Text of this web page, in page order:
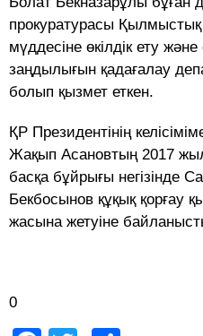
прокуратурасы
мүддесіне өкілдік ету және
заңдылығын қадағалау
болып қызмет еткен.
ҚР Президентінің
Жақып Асановтың 2017
басқа бұйрығы негізінде
Бекбосынов құқық қорғау
жасына жетуіне
0